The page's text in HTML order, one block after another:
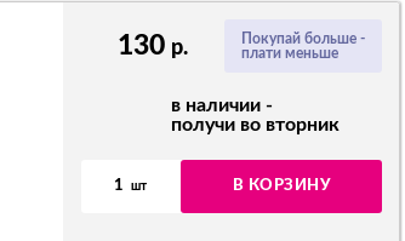
Покупай больше -
плати меньше
130 р.
в наличии -
получи во вторник
1 шт В КОРЗИНУ